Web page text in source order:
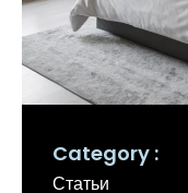
Category
Статьи